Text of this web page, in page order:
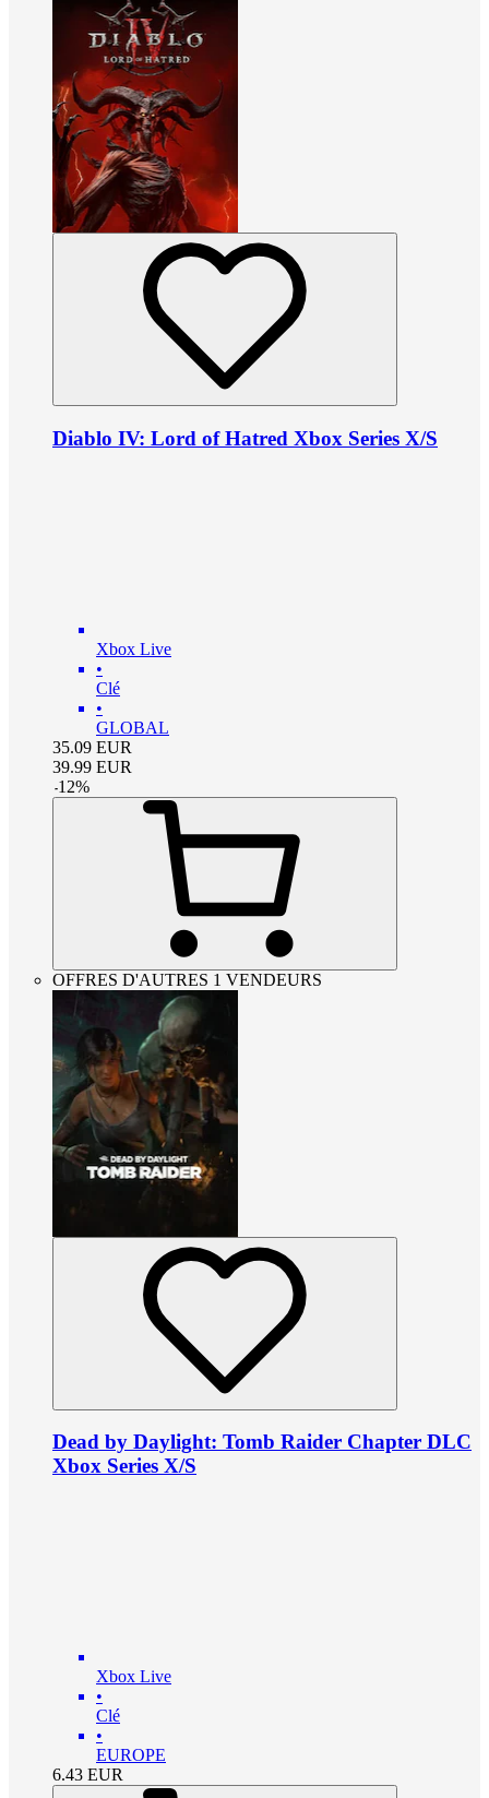
Diablo IV: Lord of Hatred Xbox Series X/S
Xbox Live
•
Clé
•
GLOBAL
35.09 EUR
39.99 EUR
-12%
OFFRES D'AUTRES 1 VENDEURS
Dead by Daylight: Tomb Raider Chapter DLC
Xbox Series X/S
Xbox Live
•
Clé
•
EUROPE
6.43 EUR